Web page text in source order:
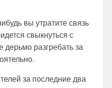
вы утратите связь
свыкнуться с
разгребать за
за последние два